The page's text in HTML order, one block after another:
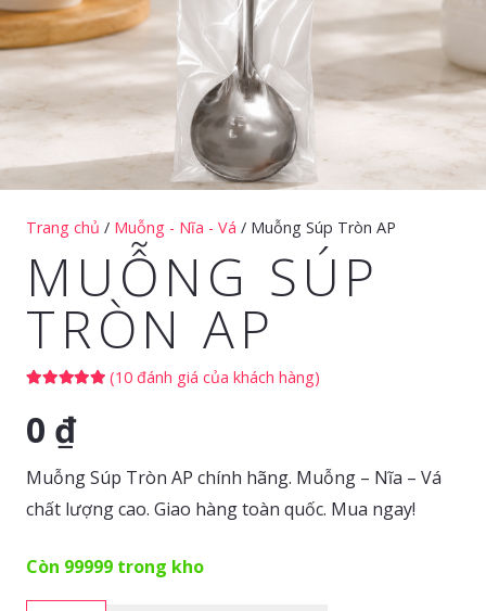
Trang chủ / Muỗng - Nĩa - Vá / Muỗng Súp Tròn AP
MUỖNG SÚP
TRÒN AP
trên 5 dựa trên
9
đánh giá
(10đánh giá của khách hàng)
0 ₫
Muỗng Súp Tròn AP chính hãng. Muỗng – Nĩa – Vá
chất lượng cao. Giao hàng toàn quốc. Mua ngay!
Còn 99999 trong kho